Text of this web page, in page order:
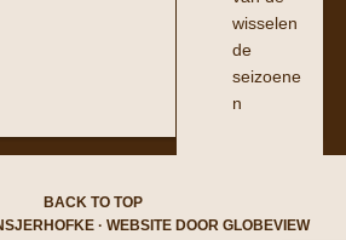
wisselen
de
seizoene
n
BACK TO TOP
· WEBSITE DOOR GLOBEVIEW